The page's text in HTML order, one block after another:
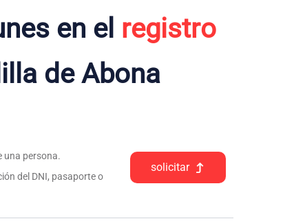
en el registro
de Abona
una persona.
del DNI, pasaporte o
solicitar